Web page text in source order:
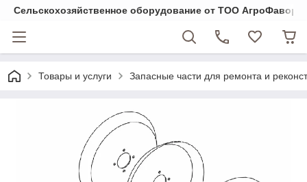
Cельскохозяйственное оборудование от ТОО
Товары и услуги Запасные части для ремонта и